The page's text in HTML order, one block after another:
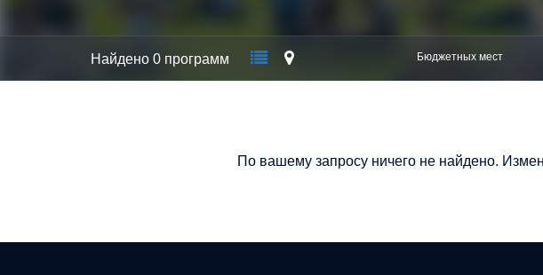
Найдено 0 программ Бюджетных мест
По вашему запросу ничего не найдено.